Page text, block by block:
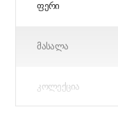
ᲤᲔᲠᲘ
ᲛᲐᲡᲐᲚᲐ
ᲙᲝᲚᲔᲥᲪᲘᲐ